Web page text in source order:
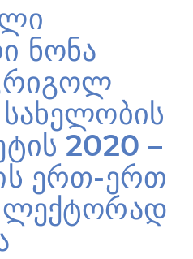
ნონა
2020 –
ერთ-ერთ
ლექტორად